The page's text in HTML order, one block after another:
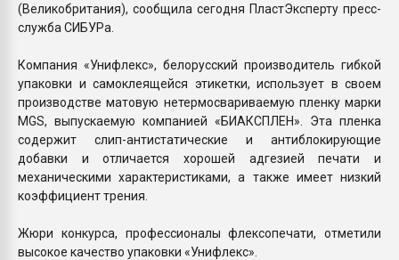
(Великобритания), сообщила сегодня ПластЭксперту пресс-
служба СИБУРа.
Компания «Унифлекс», белорусский производитель гибкой
упаковки и самоклеящейся этикетки, использует в своем
производстве матовую нетермосвариваемую пленку марки
MGS, выпускаемую компанией «БИАКСПЛЕН». Эта пленка
содержит слип-антистатические и антиблокирующие
добавки и отличается хорошей адгезией печати и
механическими характеристиками, а также имеет низкий
коэффициент трения.
Жюри конкурса, профессионалы флексопечати, отметили
высокое качество упаковки «Унифлекс».